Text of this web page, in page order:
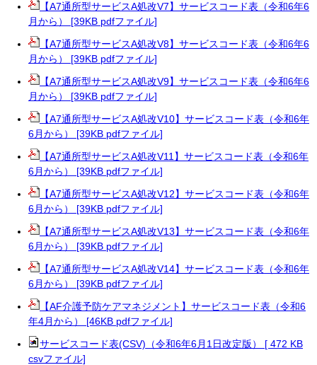
【A7通所型サービスA処改V7】サービスコード表（令和6年6
月から） [39KB pdfファイル]
【A7通所型サービスA処改V8】サービスコード表（令和6年6
月から） [39KB pdfファイル]
【A7通所型サービスA処改V9】サービスコード表（令和6年6
月から） [39KB pdfファイル]
【A7通所型サービスA処改V10】サービスコード表（令和6年
6月から） [39KB pdfファイル]
【A7通所型サービスA処改V11】サービスコード表（令和6年
6月から） [39KB pdfファイル]
【A7通所型サービスA処改V12】サービスコード表（令和6年
6月から） [39KB pdfファイル]
【A7通所型サービスA処改V13】サービスコード表（令和6年
6月から） [39KB pdfファイル]
【A7通所型サービスA処改V14】サービスコード表（令和6年
6月から） [39KB pdfファイル]
【AF介護予防ケアマネジメント】サービスコード表（令和6
年4月から） [46KB pdfファイル]
サービスコード表(CSV)（令和6年6月1日改定版） [ 472 KB
csvファイル]